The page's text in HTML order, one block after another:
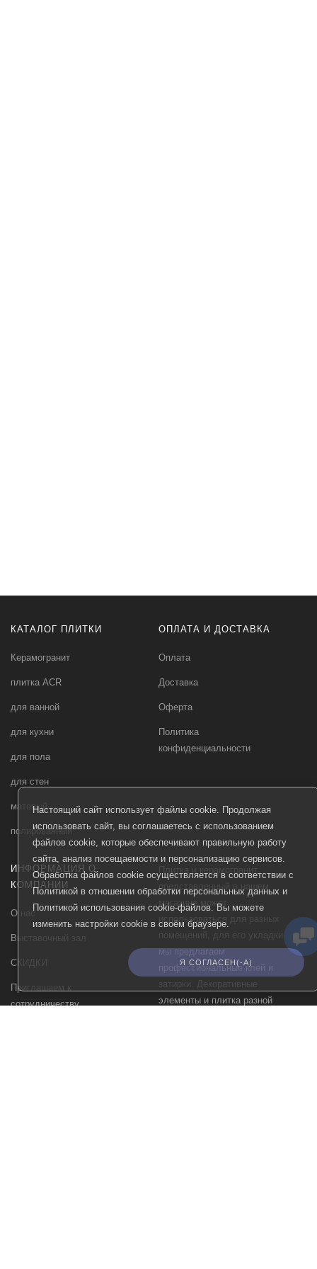
КАТАЛОГ ПЛИТКИ
Керамогранит
плитка ACR
для ванной
для кухни
для пола
для стен
матовый
полированный
ОПЛАТА И ДОСТАВКА
Оплата
Доставка
Оферта
Политика
конфиденциальности
ИНФОРМАЦИЯ О
КОМПАНИИ
О нас
Выставочный зал
СКИДКИ
Приглашаем к
сотрудничеству
Плитка и керамогранит
представленный в нашем
магазине может
использоваться для разных
помещений, для его укладки
мы предлагаем
профессиональные клей и
затирки. Декоративные
элементы и плитка разной
Настоящий сайт использует файлы cookie. Продолжая
использовать сайт, вы соглашаетесь с использованием
файлов cookie, которые обеспечивают правильную работу
сайта, анализ посещаемости и персонализацию сервисов.
Обработка файлов cookie осуществляется в соответствии с
Политикой в отношении обработки персональных данных и
Политикой использования cookie-файлов. Вы можете
изменить настройки cookie в своём браузере.
Я СОГЛАСЕН(-А)